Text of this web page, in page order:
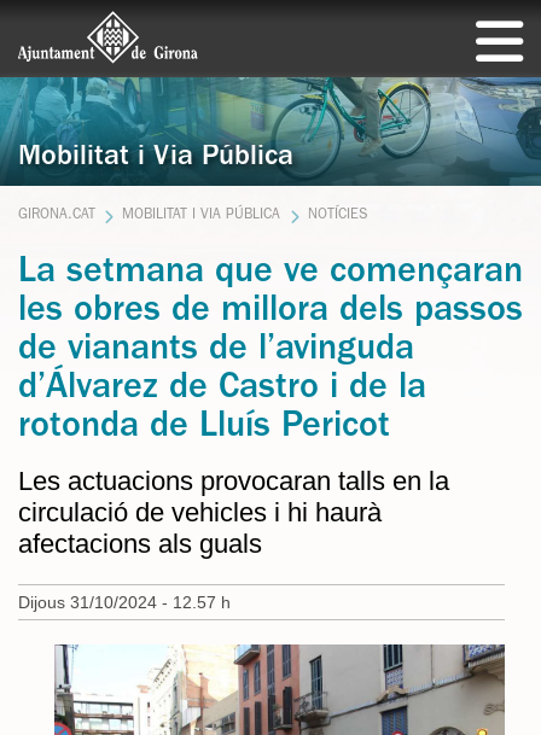
Mobilitat i Via Pública
GIRONA.CAT MOBILITAT I VIA PÚBLICA NOTÍCIES
La setmana que ve començaran
les obres de millora dels passos
de vianants de l’avinguda
d’Álvarez de Castro i de la
rotonda de Lluís Pericot
Les actuacions provocaran talls en la
circulació de vehicles i hi haurà
afectacions als guals
Dijous 31/10/2024 - 12.57 h